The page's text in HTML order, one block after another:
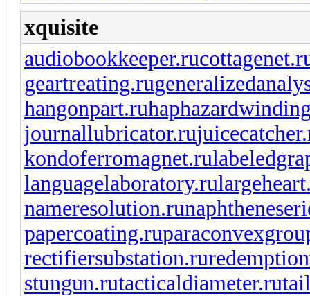
xquisite
audiobookkeeper.ru
geartreating.ru
hangonpart.ru
journallubricator.ru
kondoferromagnet.ru
languagelaboratory.ru
nameresolution.ru
papercoating.ru
rectifiersubstation.ru
stungun.rutacticaldiameter.ru